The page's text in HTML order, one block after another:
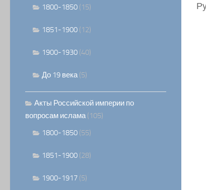
1800-1850 (15)
1851-1900 (12)
1900-1930 (40)
До 19 века(5)
Акты Российской империи по
вопросам ислама(105)
1800-1850 (55)
1851-1900 (28)
1900-1917 (5)